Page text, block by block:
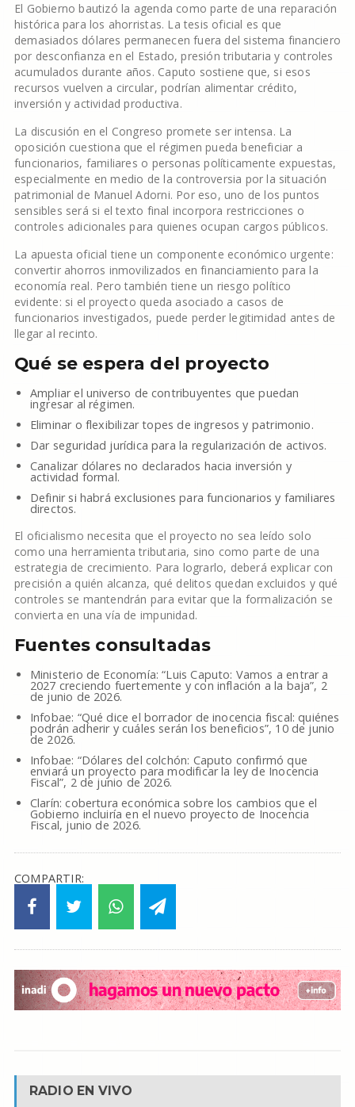
El Gobierno bautizó la agenda como parte de una reparación
histórica para los ahorristas. La tesis oficial es que
demasiados dólares permanecen fuera del sistema financiero
por desconfianza en el Estado, presión tributaria y controles
acumulados durante años. Caputo sostiene que, si esos
recursos vuelven a circular, podrían alimentar crédito,
inversión y actividad productiva.
La discusión en el Congreso promete ser intensa. La
oposición cuestiona que el régimen pueda beneficiar a
funcionarios, familiares o personas políticamente expuestas,
especialmente en medio de la controversia por la situación
patrimonial de Manuel Adorni. Por eso, uno de los puntos
sensibles será si el texto final incorpora restricciones o
controles adicionales para quienes ocupan cargos públicos.
La apuesta oficial tiene un componente económico urgente:
convertir ahorros inmovilizados en financiamiento para la
economía real. Pero también tiene un riesgo político
evidente: si el proyecto queda asociado a casos de
funcionarios investigados, puede perder legitimidad antes de
llegar al recinto.
Qué se espera del proyecto
Ampliar el universo de contribuyentes que puedan
ingresar al régimen.
Eliminar o flexibilizar topes de ingresos y patrimonio.
Dar seguridad jurídica para la regularización de activos.
Canalizar dólares no declarados hacia inversión y
actividad formal.
Definir si habrá exclusiones para funcionarios y familiares
directos.
El oficialismo necesita que el proyecto no sea leído solo
como una herramienta tributaria, sino como parte de una
estrategia de crecimiento. Para lograrlo, deberá explicar con
precisión a quién alcanza, qué delitos quedan excluidos y qué
controles se mantendrán para evitar que la formalización se
convierta en una vía de impunidad.
Fuentes consultadas
Ministerio de Economía: “Luis Caputo: Vamos a entrar a
2027 creciendo fuertemente y con inflación a la baja”, 2
de junio de 2026.
Infobae: “Qué dice el borrador de inocencia fiscal: quiénes
podrán adherir y cuáles serán los beneficios”, 10 de junio
de 2026.
Infobae: “Dólares del colchón: Caputo confirmó que
enviará un proyecto para modificar la ley de Inocencia
Fiscal”, 2 de junio de 2026.
Clarín: cobertura económica sobre los cambios que el
Gobierno incluiría en el nuevo proyecto de Inocencia
Fiscal, junio de 2026.
COMPARTIR:
RADIO EN VIVO